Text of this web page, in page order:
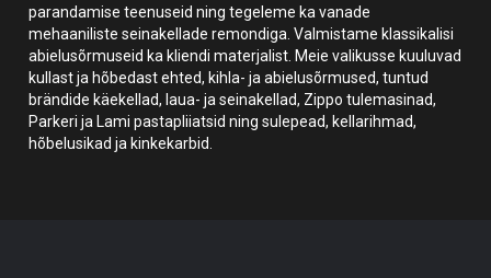
parandamise teenuseid ning tegeleme ka vanade
mehaaniliste seinakellade remondiga. Valmistame klassikalisi
abielusõrmuseid ka kliendi materjalist. Meie valikusse kuuluvad
kullast ja hõbedast ehted, kihla- ja abielusõrmused, tuntud
brändide käekellad, laua- ja seinakellad, Zippo tulemasinad,
Parkeri ja Lami pastapliiatsid ning sulepead, kellarihmad,
hõbelusikad ja kinkekarbid.